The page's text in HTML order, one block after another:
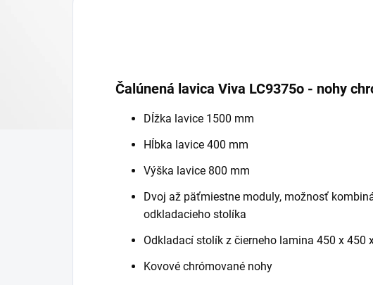
Čalúnená lavica Viva LC9375o - nohy
Dĺžka lavice 1500 mm
Hĺbka lavice 400 mm
Výška lavice 800 mm
Dvoj až päťmiestne moduly, možnosť
odkladacieho stolíka
Odkladací stolík z čierneho lamina 450 x 450
Kovové chrómované nohy